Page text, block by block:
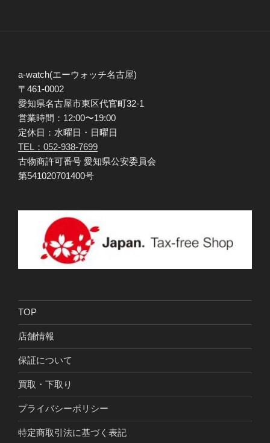
a-watch(エーウォッチ名古屋)
〒461-0002
愛知県名古屋市東区代官町32-1
営業時間：12:00〜19:00
定休日：水曜日・日曜日
TEL：052-938-7699
古物商許可番号 愛知県公安委員会
第541020701400号
TOP
店舗情報
保証について
買取・下取り
プライバシーポリシー
特定商取引法に基づく表記